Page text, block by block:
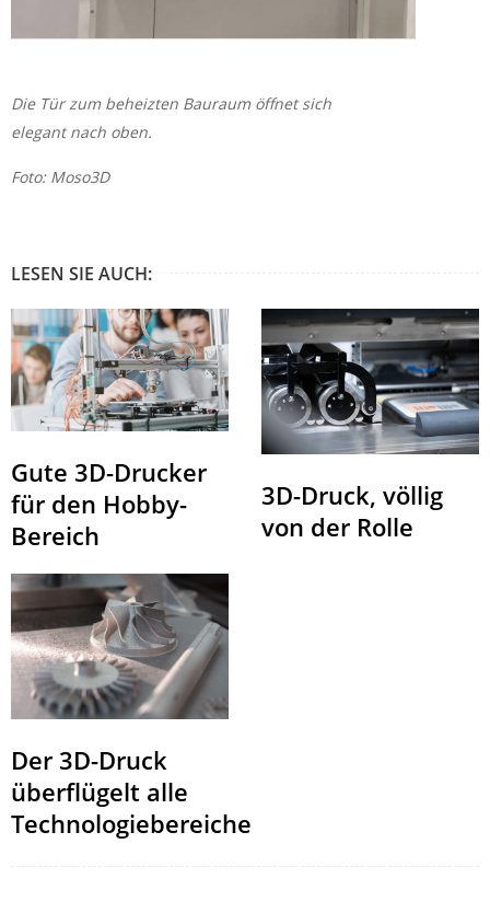
Die Tür zum beheizten Bauraum öffnet sich
elegant nach oben.
Foto: Moso3D
LESEN SIE AUCH:
Gute 3D-Drucker
für den Hobby-
Bereich
3D-Druck, völlig
von der Rolle
Der 3D-Druck
überflügelt alle
Technologiebereiche